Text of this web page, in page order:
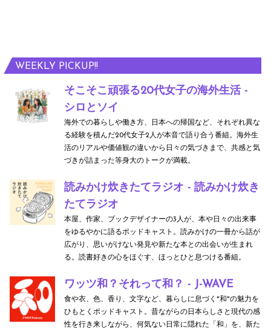
WEEKLY PICKUP!!
そこそこ頑張る20代女子の海外生活 -
シロとソイ
海外での暮らしや働き方、日本への帰国など、それぞれ異な
る経験を積んだ20代女子2人が本音で語り合う番組。海外生
活のリアルや価値観の違いから日々の気づきまで、共感と気
づきが詰まった等身大のトークが満載。
読みかけ炊きたてラジオ - 読みかけ炊き
たてラジオ
本屋、作家、ブックデザイナーの3人が、本や日々の出来事
をゆるやかに語るポッドキャスト。読みかけの一冊から話が
広がり、思いがけない発見や新たな本との出会いが生まれ
る。読書好きの心をほぐす、ほっとひと息つける番組。
ワッツ和？それって和？ - J-WAVE
食や衣、色、香り、文字など、暮らしに息づく"和"の魅力を
ひもとくポッドキャスト。昔ながらの日本らしさと現代の感
性を行き来しながら、何気ない日常に隠れた「和」を、新た